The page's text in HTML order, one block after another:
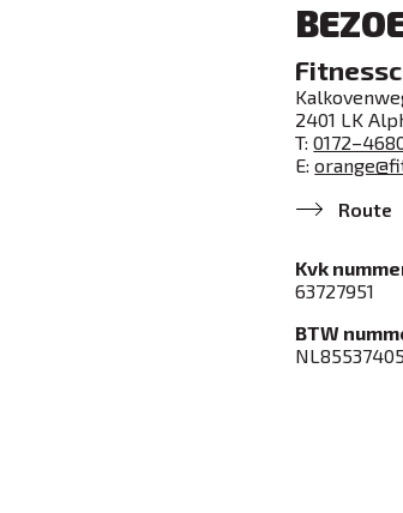
2401 LK
T:
E:
Route
Kvk
63727951
BTW